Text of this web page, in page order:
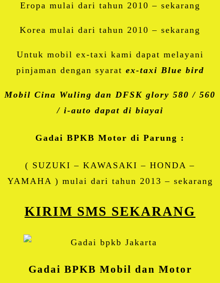
Eropa mulai dari tahun 2010 – sekarang
Korea mulai dari tahun 2010 – sekarang
Untuk mobil ex-taxi kami dapat melayani
pinjaman dengan syarat ex-taxi Blue bird
Mobil Cina Wuling dan DFSK glory 580 / 560
/ i-auto dapat di biayai
Gadai BPKB Motor di Parung :
( SUZUKI – KAWASAKI – HONDA –
YAMAHA ) mulai dari tahun 2013 – sekarang
KIRIM SMS SEKARANG
Gadai BPKB Mobil dan Motor